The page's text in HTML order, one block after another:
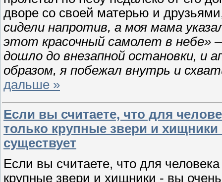
дворе со своей матерью и
сидели напротив, а моя мама
этот красочный самолет в небе»
дошло до внезапной остановки, и
образом, я побежал внутрь и
дальше »
Если вы считаете, что для
только крупные звери и
существует
Если вы считаете, что для
крупные звери и хищники - вы